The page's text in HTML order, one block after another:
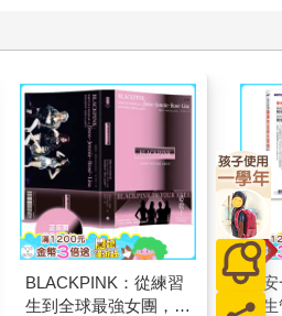
冷諷風格著稱的女演員甘蒂絲．柏
主角墨菲。一九九二年播出的第四
，卻仍一肩扛起新聞編輯室裡位高
訊息：女性可以擁有愛與成就兼得
，只要勤奮敬業，有一群挺妳的好
的搞怪保姆艾爾丁，在妳工作時幫
但她成年後，現實接踵而來。她在
到，那片應許之地並不像她從小到
要的問題在於，實現夢想所費不
BLACKPINK：從練習
生到全球最強女團，看
職
衛